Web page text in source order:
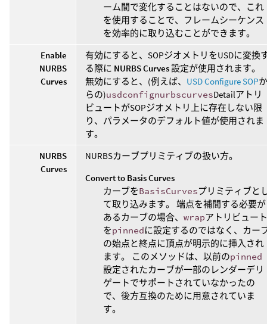
ーム間で変化することはないので、これ
を使用することで、フレームシーケンス
を効率的に取り込むことができます。
Enable
NURBS
Curves
有効にすると、SOPジオメトリをUSDに変換
る際に NURBS Curves設定が使用されます。
無効にすると、(例えば、 USD Configure SOPか
らの)usdconfignurbscurvesDetailアトリ
ビュートがSOPジオメトリ上に存在しない限
り、パラメータのデフォルト値が使用されま
す。
NURBS
Curves
NURBSカーブプリミティブの扱い方。
Convert to Basis Curves
カーブをBasisCurvesプリミティブと
て取り込みます。 端点を補間する必要が
あるカーブの場合、 wrapアトリビュート
をpinnedに設定するのではなく、カー
の始点と終点に頂点が明示的に挿入され
ます。 このメソッドは、以前のpinned
設定されたカーブが一部のレンダーデリ
ゲートでサポートされていなかったの
で、後方互換のために用意されていま
す。